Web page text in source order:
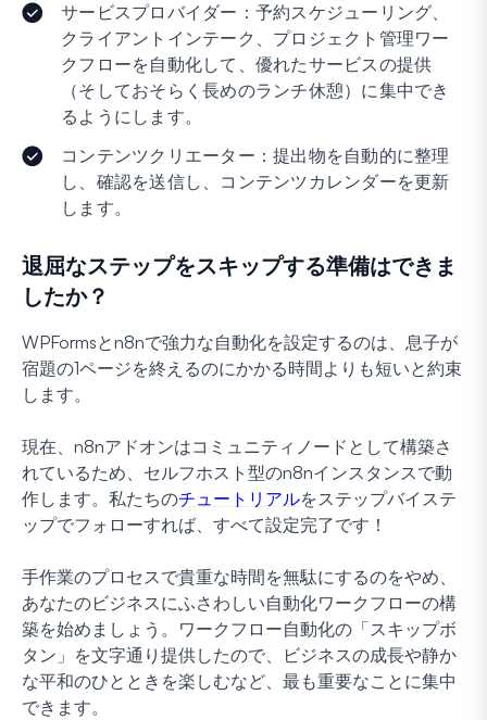
サービスプロバイダー：予約スケジューリング、
クライアントインテーク、プロジェクト管理ワー
クフローを自動化して、優れたサービスの提供
（そしておそらく長めのランチ休憩）に集中でき
るようにします。
コンテンツクリエーター：提出物を自動的に整理
し、確認を送信し、コンテンツカレンダーを更新
します。
退屈なステップをスキップする準備はできま
したか？
WPFormsとn8nで強力な自動化を設定するのは、息子が
宿題の1ページを終えるのにかかる時間よりも短いと約束
します。
現在、n8nアドオンはコミュニティノードとして構築さ
れているため、セルフホスト型のn8nインスタンスで動
作します。私たちのチュートリアルをステップバイステ
ップでフォローすれば、すべて設定完了です！
手作業のプロセスで貴重な時間を無駄にするのをやめ、
あなたのビジネスにふさわしい自動化ワークフローの構
築を始めましょう。ワークフロー自動化の「スキップボ
タン」を文字通り提供したので、ビジネスの成長や静か
な平和のひとときを楽しむなど、最も重要なことに集中
できます。